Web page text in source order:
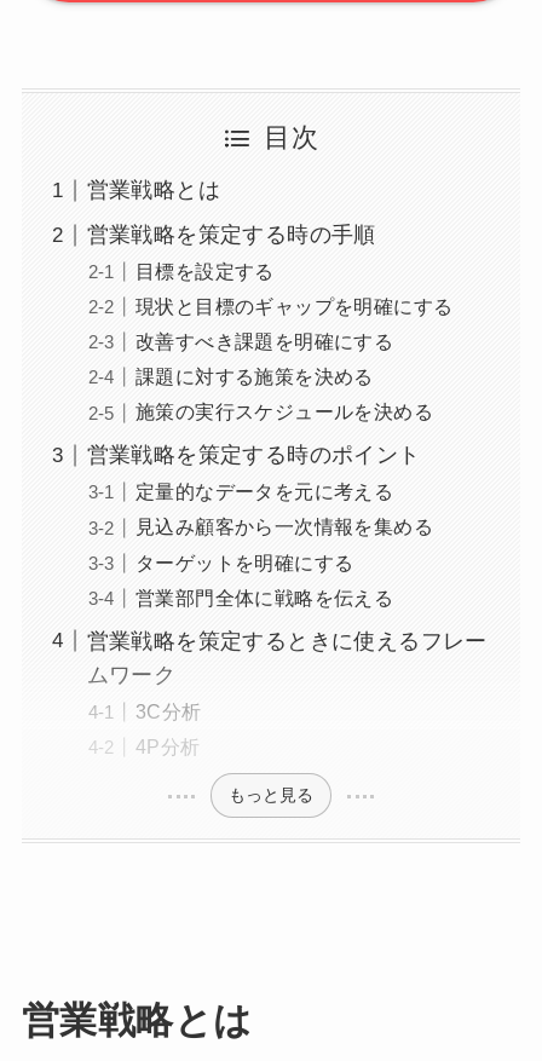
目次
営業戦略とは
営業戦略を策定する時の手順
目標を設定する
現状と目標のギャップを明確にする
改善すべき課題を明確にする
課題に対する施策を決める
施策の実行スケジュールを決める
営業戦略を策定する時のポイント
定量的なデータを元に考える
見込み顧客から一次情報を集める
ターゲットを明確にする
営業部門全体に戦略を伝える
営業戦略を策定するときに使えるフレー
ムワーク
3C分析
4P分析
もっと見る
営業戦略とは